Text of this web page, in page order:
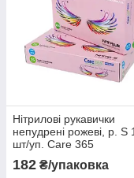
Нітрилові рукавички
непудрені рожеві, р. S
шт/уп. Care 365
182 ₴/упаковка